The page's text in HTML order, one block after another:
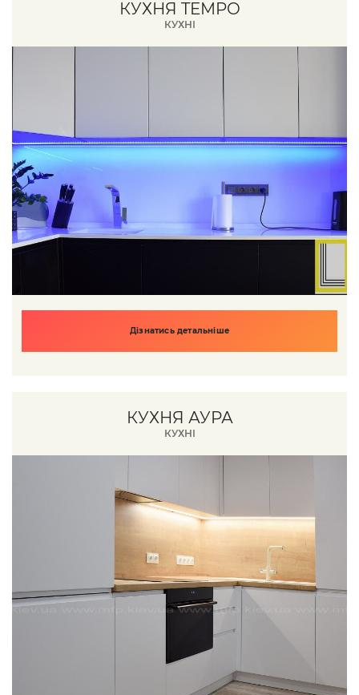
КУХНЯ TEMPO
КУХНІ
Дізнатись детальніше
КУХНЯ АУРА
КУХНІ